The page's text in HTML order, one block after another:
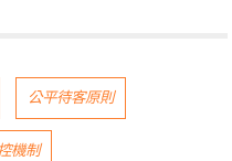
公平待客原則
機制